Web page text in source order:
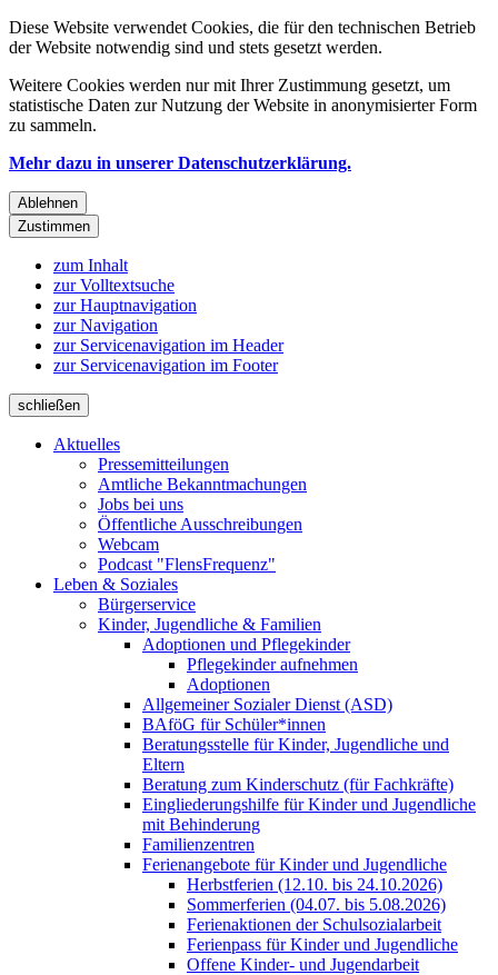
Diese Website verwendet Cookies, die für den technischen Betrieb
der Website notwendig sind und stets gesetzt werden.
Weitere Cookies werden nur mit Ihrer Zustimmung gesetzt, um
statistische Daten zur Nutzung der Website in anonymisierter Form
zu sammeln.
Mehr dazu in unserer Datenschutzerklärung.
Ablehnen
Zustimmen
zum Inhalt
zur Volltextsuche
zur Hauptnavigation
zur Navigation
zur Servicenavigation im Header
zur Servicenavigation im Footer
schließen
Aktuelles
Pressemitteilungen
Amtliche Bekanntmachungen
Jobs bei uns
Öffentliche Ausschreibungen
Webcam
Podcast "FlensFrequenz"
Leben & Soziales
Bürgerservice
Kinder, Jugendliche & Familien
Adoptionen und Pflegekinder
Pflegekinder aufnehmen
Adoptionen
Allgemeiner Sozialer Dienst (ASD)
BAföG für Schüler*innen
Beratungsstelle für Kinder, Jugendliche und
Eltern
Beratung zum Kinderschutz (für Fachkräfte)
Eingliederungshilfe für Kinder und Jugendliche
mit Behinderung
Familienzentren
Ferienangebote für Kinder und Jugendliche
Herbstferien (12.10. bis 24.10.2026)
Sommerferien (04.07. bis 5.08.2026)
Ferienaktionen der Schulsozialarbeit
Ferienpass für Kinder und Jugendliche
Offene Kinder- und Jugendarbeit